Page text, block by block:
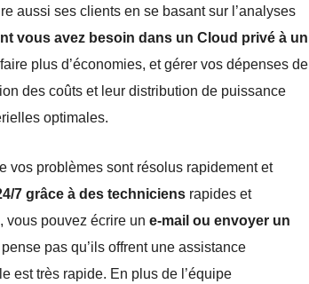
aussi ses clients en se basant sur l’analyses
vous avez besoin dans un Cloud privé à un
plus d’économies, et gérer vos dépenses de
des coûts et leur distribution de puissance
optimales.
vos problèmes sont résolus rapidement et
7 grâce à des techniciens rapides et
vous pouvez écrire un e-mail ou envoyer un
pas qu’ils offrent une assistance
est très rapide. En plus de l’équipe